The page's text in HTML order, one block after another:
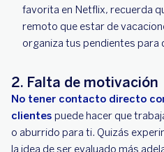
favorita en Netflix, recuerda
remoto que estar de
organiza tus pendientes para
2. Falta de motivación
No tener contacto directo
clientes puede hacer que
o aburrido para ti. Quizás
la idea de ser evaluado más